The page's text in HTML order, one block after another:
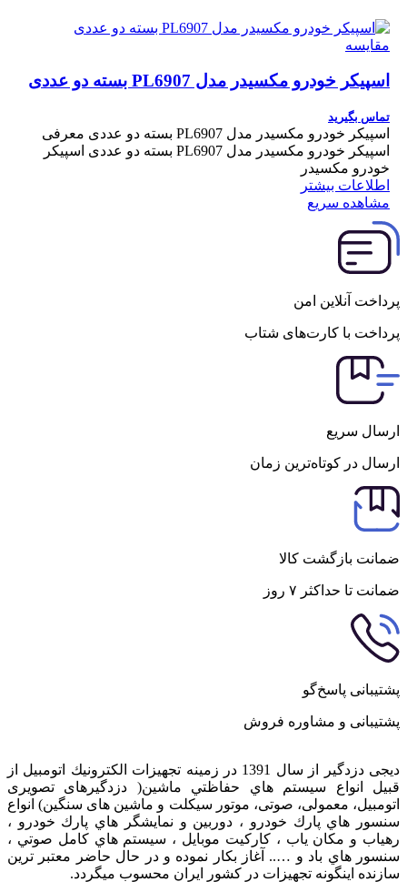
مقایسه
اسپیکر خودرو مکسیدر مدل PL6907 بسته دو عددی
تماس بگیرید
اسپیکر خودرو مکسیدر مدل PL6907 بسته دو عددی معرفی
اسپیکر خودرو مکسیدر مدل PL6907 بسته دو عددی اسپیکر
خودرو مکسیدر
اطلاعات بیشتر
مشاهده سریع
پرداخت آنلاین امن
پرداخت با کارت‌های شتاب
ارسال سریع
ارسال در کوتاه‌ترین زمان
ضمانت بازگشت کالا
ضمانت تا حداکثر ۷ روز
پشتیبانی پاسخ‌گو
پشتیبانی و مشاوره فروش
دیجی دزدگیر از سال 1391 در زمينه تجهيزات الكترونيك اتومبیل از
قبيل انواع سيستم هاي حفاظتي ماشین( دزدگيرهای تصویری
اتومبیل، معمولی، صوتی، موتور سیکلت و ماشین های سنگین) انواع
سنسور هاي پارك خودرو ، دوربين و نمايشگر هاي پارك خودرو ،
رهياب و مكان ياب ، كاركيت موبايل ، سيستم هاي كامل صوتي ،
سنسور هاي باد و ….. آغاز بكار نموده و در حال حاضر معتبر ترين
سازنده اينگونه تجهيزات در كشور ایران محسوب ميگردد.